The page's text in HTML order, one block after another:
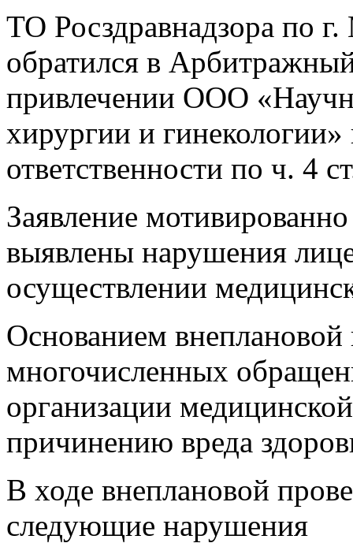
ТО Росздравнадзора по
обратился в
привлечении ООО
хирургии и
ответственности по ч. 4
Заявление
выявлены нарушения
осуществлении
Основанием внеплановой
многочисленных
организации
причинению вреда
В ходе внеплановой
следующие нарушения